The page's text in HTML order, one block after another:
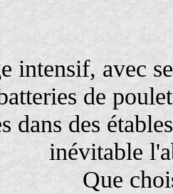
intensif, avec
de
dans des
inévitable
Que